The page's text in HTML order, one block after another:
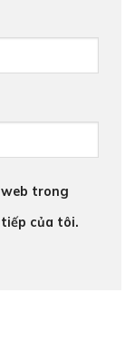
trong
của tôi.